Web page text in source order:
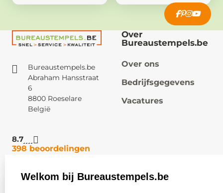
Bureaustempels.be
Abraham Hansstraat
6
8800 Roeselare
België
8.7
398 beoordelingen
Over
Bureaustempels.be
Over ons
Bedrijfsgegevens
Vacatures
Klantenservice: Zakelijk:
Welkom bij Bureaustempels.be